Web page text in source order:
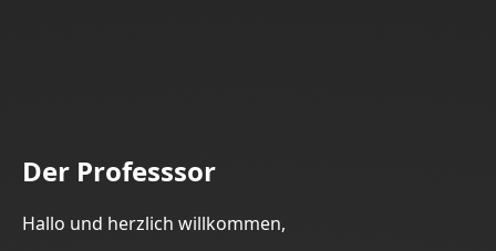
Der Professsor
Hallo und herzlich willkommen,